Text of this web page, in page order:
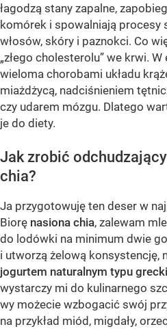
łagodzą stany zapalne,
komórek i spowalniają procesy
włosów, skóry i paznokci. Co
„złego cholesterolu” we krwi.
wieloma chorobami układu
miażdżycą, nadciśnieniem
czy udarem mózgu. Dlatego
je do diety.
Jak zrobić
chia?
Ja przygotowuję ten deser w
Biorę nasiona chia, zalewam
do lodówki na minimum dwie
i utworzą żelową konsystencję,
jogurtem naturalnym typu
wystarczy mi do kulinarnego
wy możecie wzbogacić swój
na przykład miód, migdały,